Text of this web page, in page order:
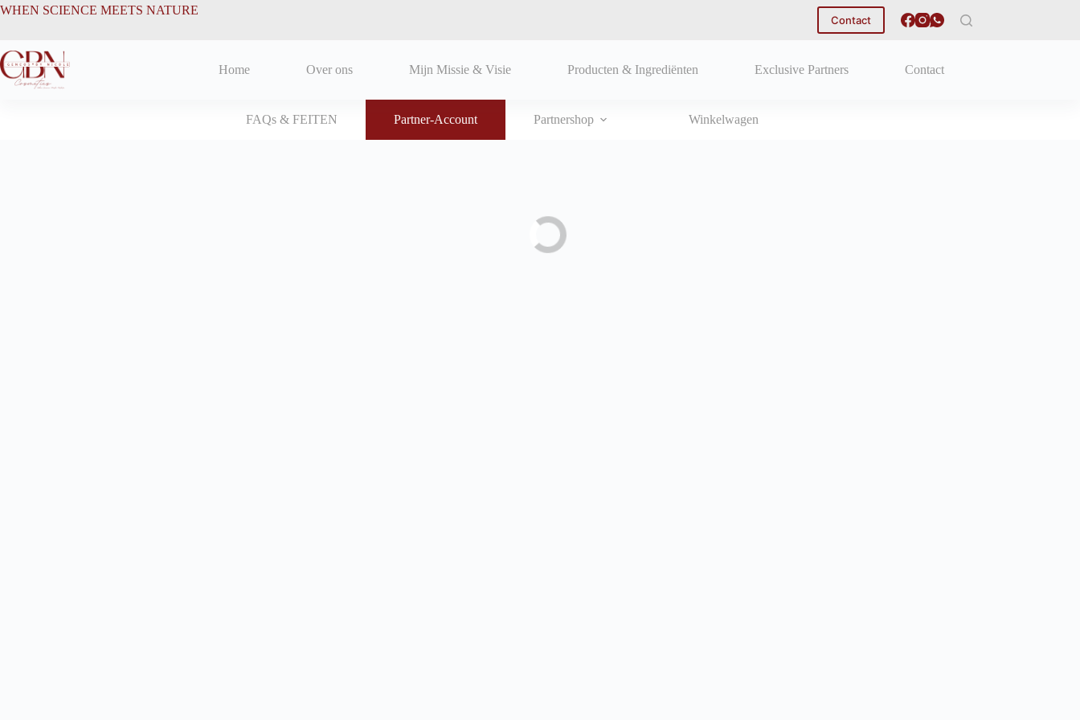
de
WHEN SCIENCE MEETS NATURE
Contact
Home Over ons Mijn Missie & Visie Producten & Ingrediënten Exclusive Partners Contact
FAQs & FEITEN Partner-Account Partnershop Winkelwagen